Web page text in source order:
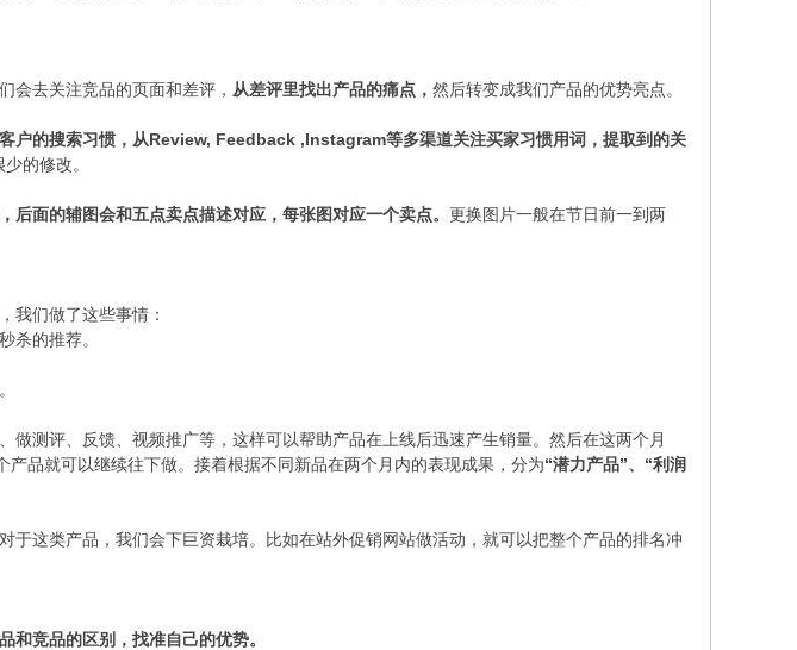
会去关注竞品的页面和差评， 从差评里找出产品的痛点， 然后转变成我们产品的优势亮点。
户的搜索习惯，从Review, Feedback ,Instagram等多渠道关注买家习惯用词，提取到的关
的修改。
面的辅图会和五点卖点描述对应，每张图对应一个卖点。 更换图片一般在节日前一到两
我们做了这些事情：
杀的推荐。
测评、反馈、视频推广等，这样可以帮助产品在上线后迅速产生销量。然后在这两个月
产品就可以继续往下做。接着根据不同新品在两个月内的表现成果，分为“潜力产品”、“利润
这类产品，我们会下巨资栽培。比如在站外促销网站做活动，就可以把整个产品的排名冲
和竞品的区别，找准自己的优势。